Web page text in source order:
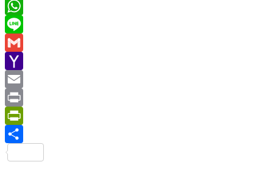
LinkedIn
WhatsApp
Line
Gmail
Yahoo
Mail
Email
Print
PrintFriendly